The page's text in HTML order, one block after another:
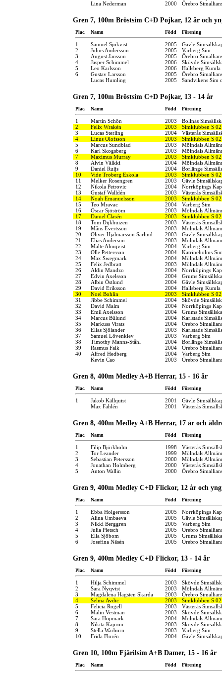
Lina Nederman
2000 Örebro
Gren 7, 100m Bröstsim C+D Pojkar, 12 år och
Plac. Namn Född Förening
1 Samuel Sjökvist 2005
Gävle
2
Julius Andersson 2005
Varberg Sim
3
August Jansson 2005
Örebro
4
Jasper Schimmel 2006
Skövde
5
Leo Karlsson 2006
Hallsberg
6
Gustav Larsson 2005
Örebro
Lucas Humling
2005 Sandvikens Sim
Gren 7, 100m Bröstsim C+D Pojkar, 13 - 14 år
Plac. Namn Född Förening
1 Martin Schön 2003
Bollnäs
2
Felix Wrakén 2003
Simklubben S 02
3
Lucas Sterling 2004
Västerås
4
Linus Olofsson 2003
Simklubben S 02
5
Marcus Sundblad 2003
Mölndals
6
Karl Skogsberg 2003
Mölndals
7
Maximus Murray 2003
Simklubben S 02
8
Alvin Välkki 2004
Mölndals
9
Daniel Ruijs 2004
Borlänge
10
Vide Troberg Eskola 2003
Simklubben S 02
11
Melker Rosengren 2003
Gävle
12
Nikola Petrovic 2004
Norrköpings
13
Gustaf Walldén 2003
Västerås
14
Noah Emanuelsson 2003
Simklubben S 02
15
Teo Mravac 2004
Varberg Sim
16
Oscar Sjöström 2003
Mölndals
17
Daniel Clasén 2003
Simklubben S 02
18
Tom Dijkhuizen 2003
Västerås
19
Måns Evertsson 2003
Mölndals
20
Oliver Hjalmarsson Sarlind 2003
Gävle
21
Elias Anderson 2003
Mölndals
22
Malte Almqvist 2004
Varberg Sim
23
Olle Pettersson 2004
Katrineholms
24
Max Swegmark 2004
Mölndals
25
Felix Jedbratt 2003
Mölndals
26
Aldin Mandzo 2004
Norrköpings
27
Edvin Axelsson 2004
Grums
28
Albin Östlund 2004
Gävle
29
David Eriksson 2004
Hallsberg
30
Noel Bohlin 2003
Simklubben S 02
31
Jibbe Schimmel 2004
Skövde
32
David Malm 2004
Norrköpings
33
Emil Axelsson 2004
Grums
34
Marcus Bülund 2004
Karlstads
35
Markuss Virats 2004
Örebro
36
Elias Sjölander 2003
Karlstads
37
Samuel Lövenklev 2003
Varberg Sim
38
Timothy Manns-Ståhl 2004
Borlänge
39
Rasmus Falk 2004
Örebro
40
Alfred Hedberg 2004
Varberg Sim
Kevin Cao
2003 Örebro
Gren 8, 400m Medley A+B Herrar, 15 - 16 år
Plac. Namn Född Förening
1 Jakob Källquist 2001
Gävle
Max Fahlén
2001 Västerås
Gren 8, 400m Medley A+B Herrar, 17 år och
Plac. Namn Född Förening
1 Filip Björkholm 1998
Västerås
2
Tor Leander 1999
Mölndals
3
Sebastian Petersson 2000
Mölndals
4
Jonathan Holmberg 2000
Västerås
5
Anton Wallin 2000 Örebro
Gren 9, 400m Medley C+D Flickor, 12 år och
Plac. Namn Född Förening
1 Ebba Holgersson 2005
Norrköpings
2
Alina Umbaeva 2005
Gävle
3
Nikki Berggren 2005
Varberg Sim
4
Julia Pietsch 2005
Örebro
5
Ella Sjöbom 2005
Grums
6
Josefina Näsén 2005 Örebro
Gren 9, 400m Medley C+D Flickor, 13 - 14 år
Plac. Namn Född Förening
1 Hilja Schimmel 2003
Skövde
2
Sara Nyqvist 2003
Mölndals
3
Magdalena Hagsten Skarda 2003
Örebro
4
Selma Avdic 2003
Simklubben S 02
5
Felicia Rogell 2003
Västerås
6
Malin Vestman 2003
Skövde
7
Sara Hopmark 2004
Mölndals
8
Nikita Kapron 2003
Skövde
9
Stella Warborn 2003
Varberg Sim
10
Frida Florén 2004 Gävle
Gren 10, 100m Fjärilsim A+B Damer, 15 - 16 år
Plac. Namn Född Förening